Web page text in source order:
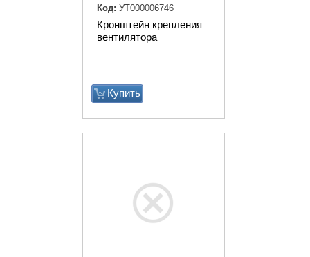
Кронштейн крепления
вентилятора
Купить
Код: УТ000006746